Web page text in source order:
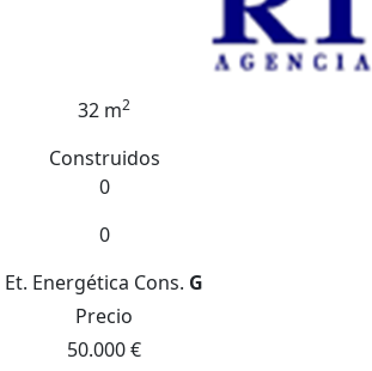
32 m2
Construidos
0
0
Et. Energética Cons. G
Precio
50.000 €